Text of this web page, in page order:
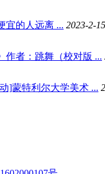
宜的人远离 ... 2023-2-
作者：跳舞（校对版 ...
]蒙特利尔大学美术 ...